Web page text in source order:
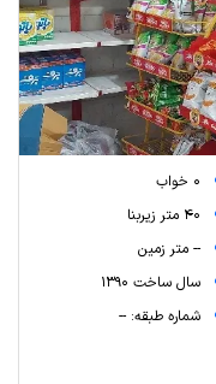
0 خواب
40 متر زیربنا
-- متر زمین
سال ساخت 1390
شماره طبقه: --